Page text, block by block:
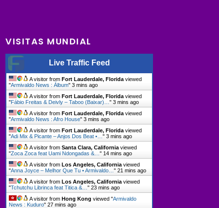
VISITAS MUNDIAL
Live Traffic Feed
A visitor fromFort Lauderdale, Florida viewed
"Armivaldo News : Álbum"3 mins ago
A visitor fromFort Lauderdale, Florida viewed
"Fábio Freitas & Deivly – Taboo (Baixar)…"3 mins ago
A visitor fromFort Lauderdale, Florida viewed
"Armivaldo News : Afro House"3 mins ago
A visitor fromFort Lauderdale, Florida viewed
"Adi Mix & Picante – Anjos Dos Beat •…"3 mins ago
A visitor fromSanta Clara, California viewed
"Zoca Zoca feat Uami Ndongadas &…" 14 mins ago
A visitor fromLos Angeles, California viewed
"Anna Joyce – Melhor Que Tu • Armivaldo…"21 mins ago
A visitor fromLos Angeles, California viewed
"Tchutchu Librinca feat Titica &…"23 mins ago
A visitor fromHong Kong viewed "Armivaldo
News : Kuduro"27 mins ago